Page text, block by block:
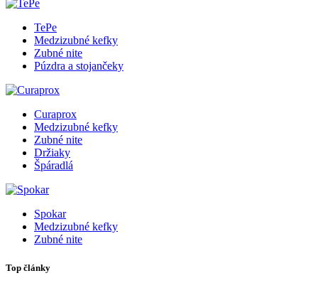
TePe
Medzizubné kefky
Zubné nite
Púzdra a stojančeky
Curaprox
Medzizubné kefky
Zubné nite
Držiaky
Špáradlá
Spokar
Medzizubné kefky
Zubné nite
Top články